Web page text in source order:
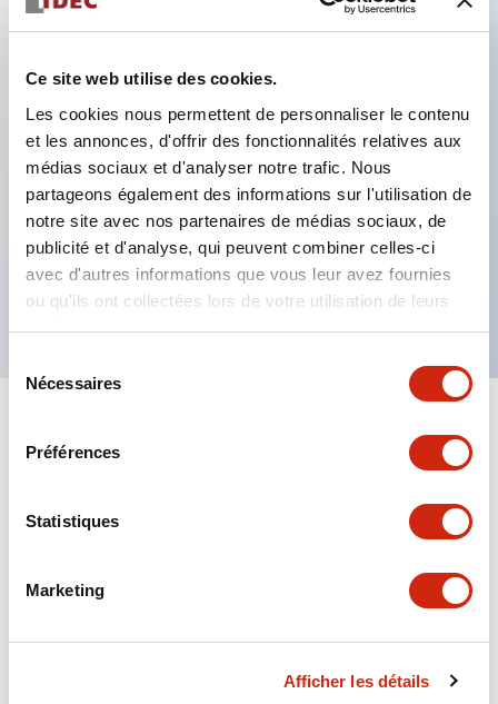
Ce site web utilise des cookies.
Les cookies nous permettent de personnaliser le contenu
et les annonces, d'offrir des fonctionnalités relatives aux
médias sociaux et d'analyser notre trafic. Nous
partageons également des informations sur l'utilisation de
notre site avec nos partenaires de médias sociaux, de
publicité et d'analyse, qui peuvent combiner celles-ci
avec d'autres informations que vous leur avez fournies
ou qu'ils ont collectées lors de votre utilisation de leurs
services.
Nécessaires
Préférences
Statistiques
Marketing
Afficher les détails
permettant une configuration à 4 contacts
contact à 11 étages), 59,9 mm (*bloc de contact à
22 étages). Conception peu encombrante
possible.
Structure de sécurité de 3e génération :
déclenchement à 2 actions, garde intégrée,
structure de protection des doigts IP20.
Tout développer+
Functional Specifications